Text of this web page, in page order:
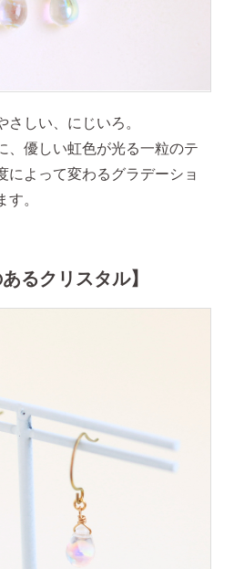
わり
ギフト
しい、にじいろ。
、優しい虹色が光る一粒のテ
によって変わるグラデーショ
。
るクリスタル】